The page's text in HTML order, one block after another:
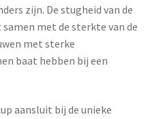
zijn. De stugheid van de
met de sterkte van de
met sterke
baat hebben bij een
aansluit bij de unieke